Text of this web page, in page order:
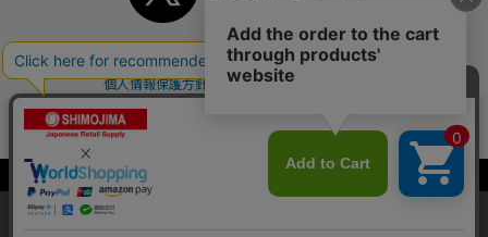
当サイトはクッキー（Cookie）を使用しています。Cookieの使用に同意いた
だける場合は「OK」をクリックしてください。
TOP 初めてご利用のお客様へ ご利用案内
ご利用規約
個人情報保護方針
特定商取引法
よくあるご質問
サイトマップ
WEBカタログ 英語版TOP
Copyright© 2018 SHIMOJIMA Co.,Ltd. All Rights Reserved.